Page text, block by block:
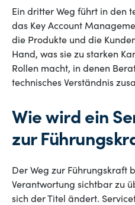
Ein dritter Weg führt in den
das Key Account
die Produkte und die
Hand, was sie zu starken
Rollen macht, in denen
technisches Verständnis
Wie wird ein
zur
Der Weg zur Führungskraft
Verantwortung sichtbar zu
sich der Titel ändert.